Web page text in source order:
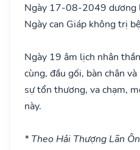
Ngày 17-08-2049 dương
Ngày can Giáp không trị
Ngày 19 âm lịch nhân
cùng, đầu gối, bàn chân
sự tổn thương, va chạm,
này.
* Theo Hải Thượng Lãn